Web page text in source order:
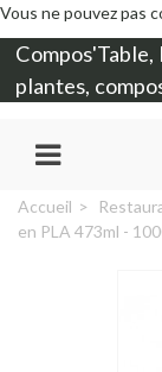
Vous ne pouvez pas
Compos'Table,
plantes,
Accueil >
en PLA 473ml -